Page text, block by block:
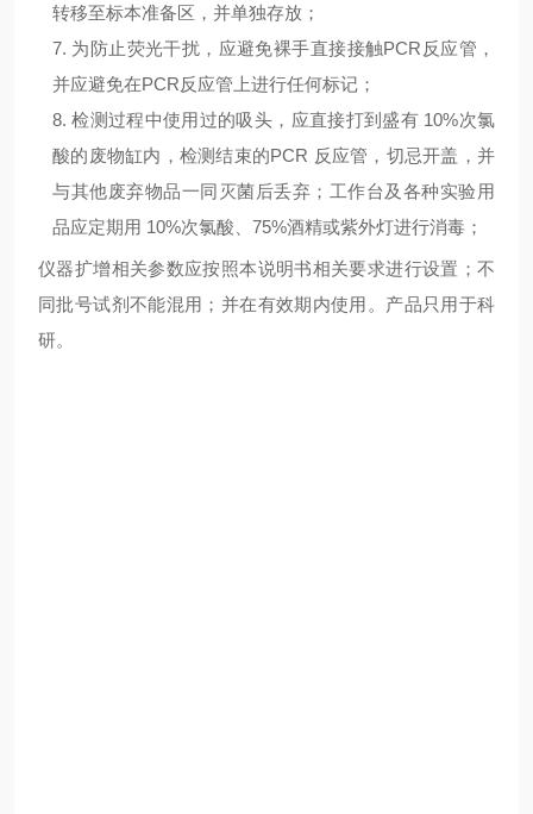
转移至标本准备区，并单独存放；
7. 为防止荧光干扰，应避免裸手直接接触PCR 反应管，
并应避免在PCR反应管上进行任何标记；
8. 检测过程中使用过的吸头，应直接打到盛有 10%次氯
酸的废物缸内，检测结束的PCR 反应管，切忌开盖，并
与其他废弃物品一同灭菌后丢弃；工作台及各种实验用
品应定期用 10%次氯酸、 75%酒精或紫外灯进行消毒；
仪器扩增相关参数应按照本说明书相关要求进行设置；不
同批号试剂不能混用；并在有效期内使用。 产品只用于科
研。